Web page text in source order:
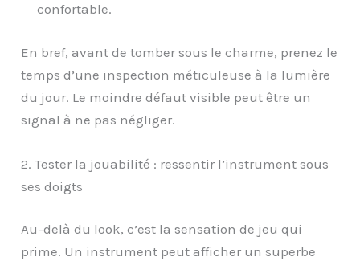
confortable.
En bref, avant de tomber sous le charme, prenez le
temps d’une inspection méticuleuse à la lumière
du jour. Le moindre défaut visible peut être un
signal à ne pas négliger.
2. Tester la jouabilité : ressentir l’instrument sous
ses doigts
Au-delà du look, c’est la sensation de jeu qui
prime. Un instrument peut afficher un superbe